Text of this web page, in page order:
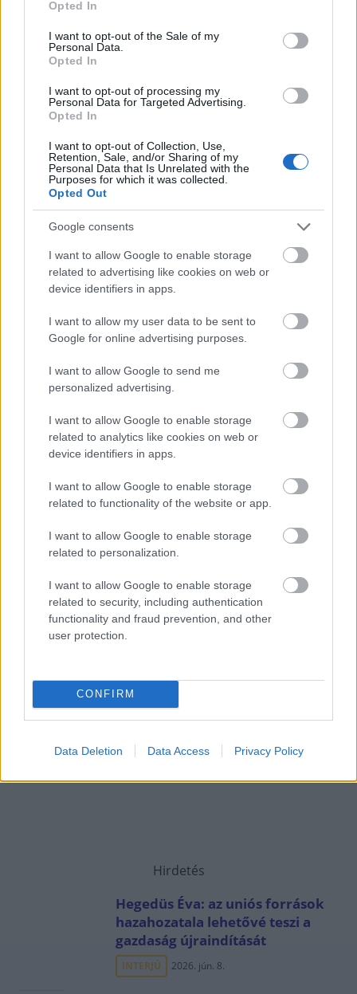
use your data for below specified purposes in below Google
consent section.
Opted In
I want to opt-out of the Sale of my
Personal Data.
Opted In
I want to opt-out of processing my
Personal Data for Targeted Advertising.
Opted In
I want to opt-out of Collection, Use,
Retention, Sale, and/or Sharing of my
Personal Data that Is Unrelated with the
Purposes for which it was collected.
Opted Out
Google consents
I want to allow Google to enable storage
related to advertising like cookies on web or
device identifiers in apps.
I want to allow my user data to be sent to
Google for online advertising purposes.
I want to allow Google to send me
personalized advertising.
I want to allow Google to enable storage
related to analytics like cookies on web or
device identifiers in apps.
I want to allow Google to enable storage
related to functionality of the website or app.
I want to allow Google to enable storage
related to personalization.
I want to allow Google to enable storage
related to security, including authentication
functionality and fraud prevention, and other
user protection.
CONFIRM
Data Deletion Data Access Privacy Policy
energiarendszer a végnapjait éli
HÍREK 4 órája
Csak egy válsággal lehet megfosztani a
dollárt a pénzügyi tróntól!
PÉNZÜGY 5 órája
NÉPSZERŰ
Hirdetés
Hegedüs Éva: az uniós források
hazahozatala lehetővé teszi a
gazdaság újraindítását
INTERJÚ 2026. jún. 8.